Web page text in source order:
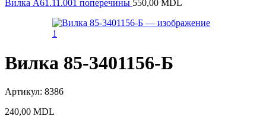
Вилка А61.11.001 поперечины 550,00 MDL
Вилка 85-3401156-Б
Артикул: 8386
240,00 MDL